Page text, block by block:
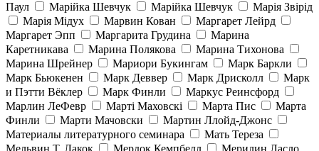
Паул
Марійка Шевчук Марійка Шевчук
Марія Звірід
Марія Мідух
Марвин Кован
Маргарет Лейрд
Маргарет Эпп
Маргарита Грудина
Марина
Каретникава
Марина Полякова
Марина Тихонова
Марина Шрейнер
Мариори Букингам
Марк Баркли
Марк Бьюкенен
Марк Деввер Марк Дрисколл
Марк
и Пэтти Вёклер
Марк Финли
Маркус Реинсфорд
Марлин ЛеФевр
Марті Маховскі Марта Пис
Марта
Финли
Марти Мачовски
Мартин Ллойд-Джонс
Материалы литературного семинара
Мать Тереза